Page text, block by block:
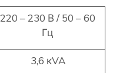
220 – 230 В / 50 – 60
Гц
3,6 кVA